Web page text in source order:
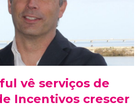
vê serviços de
Incentivos crescer